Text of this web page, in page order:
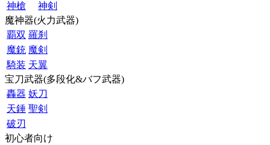
神槍
神剣
魔神器(火力武器)
覇双 羅刹
魔銃 魔剣
騎装 天翼
宝刀武器(多段化&バフ武器)
轟器 妖刀
天錘 聖剣
破刃
初心者向け